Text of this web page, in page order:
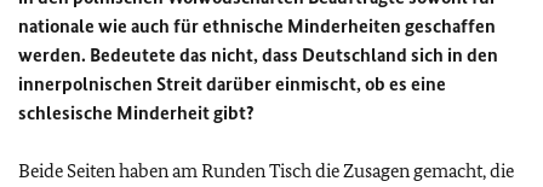
nationale wie auch für ethnische Minderheiten geschaffen
werden. Bedeutete das nicht, dass Deutschland sich in den
innerpolnischen Streit darüber einmischt, ob es eine
schlesische Minderheit gibt?
Beide Seiten haben am Runden Tisch die Zusagen gemacht, die